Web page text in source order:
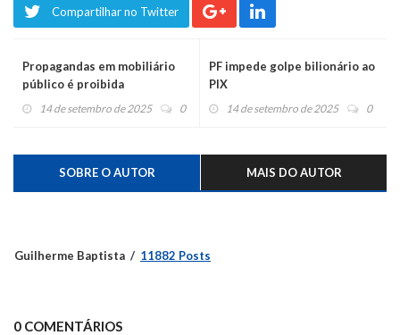
Compartilhar no Twitter
Propagandas em mobiliário
público é proibida
14 de setembro de 2025 0
PF impede golpe bilionário ao
PIX
14 de setembro de 2025 0
SOBRE O AUTOR MAIS DO AUTOR
Guilherme Baptista 11882 Posts
0 COMENTÁRIOS